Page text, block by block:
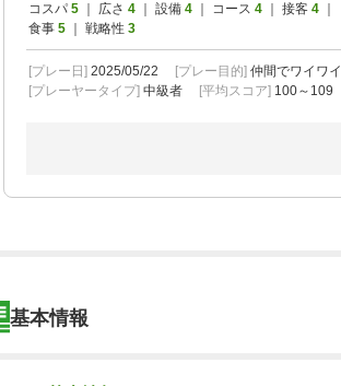
コスパ 5 ｜ 広さ 4 ｜ 設備 4 ｜ コース 4 ｜ 接客 4
食事 5 ｜ 戦略性 3
[プレー日] 2025/05/22 [プレー目的] 仲間でワイワイ
[プレーヤータイプ] 中級者 [平均スコア] 100～109
基本情報